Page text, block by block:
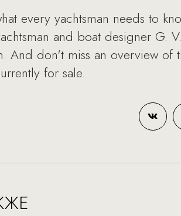
every yachtsman needs to
and boat designer G.
And don't miss an overview
for sale.